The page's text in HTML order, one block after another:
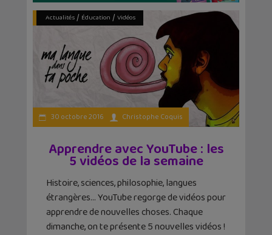
Actualités/ Éducation / Vidéos
30 octobre 2016 Christophe Coquis
Apprendre avec YouTube : les
5 vidéos de la semaine
Histoire, sciences, philosophie, langues
étrangères… YouTube regorge de vidéos pour
apprendre de nouvelles choses. Chaque
dimanche, on te présente 5 nouvelles vidéos !